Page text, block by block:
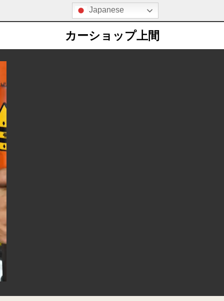
t
o
o
t
e
n
t
Japanese
カーショップ上間